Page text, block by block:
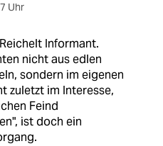
Uhr
Informant.
nicht aus edlen
sondern im eigenen
zuletzt im Interesse,
Feind
ist doch ein